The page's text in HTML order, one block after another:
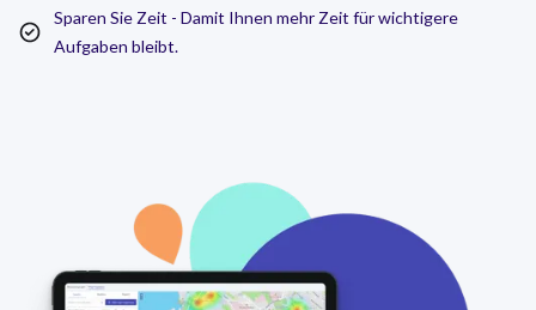
Sparen Sie Zeit - Damit Ihnen mehr Zeit für wichtigere
Aufgaben bleibt.